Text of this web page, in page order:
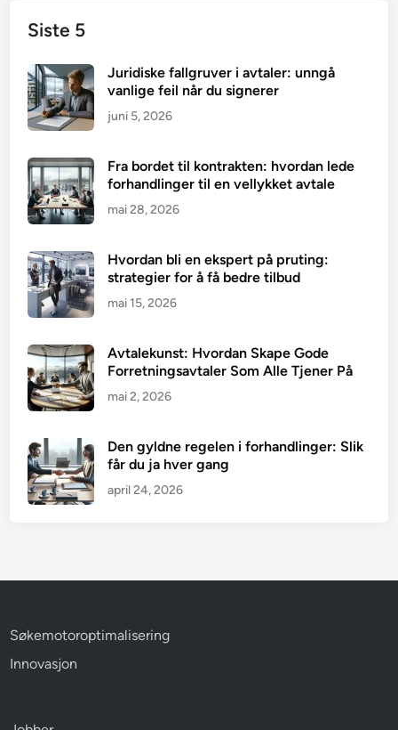
Siste 5
Juridiske fallgruver i avtaler: unngå
vanlige feil når du signerer
juni 5, 2026
Fra bordet til kontrakten: hvordan lede
forhandlinger til en vellykket avtale
mai 28, 2026
Hvordan bli en ekspert på pruting:
strategier for å få bedre tilbud
mai 15, 2026
Avtalekunst: Hvordan Skape Gode
Forretningsavtaler Som Alle Tjener På
mai 2, 2026
Den gyldne regelen i forhandlinger: Slik
får du ja hver gang
april 24, 2026
Søkemotoroptimalisering
Innovasjon